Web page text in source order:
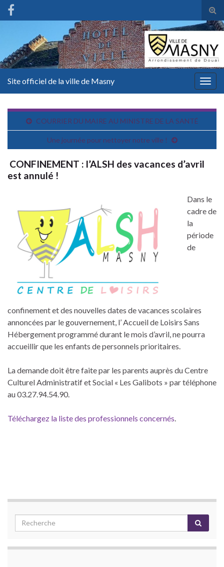
Site officiel de la ville de Masny
COURRIER DU MAIRE AU MINISTRE DE LA SANTÉ
Une journée pour nettoyer notre ville !
CONFINEMENT : l’ALSH des vacances d’avril
est annulé !
Dans le
cadre de
la
période
de
confinement et des nouvelles dates de vacances scolaires
annoncées par le gouvernement, l’ Accueil de Loisirs Sans
Hébergement programmé durant le mois d’avril, ne pourra
accueillir que les enfants de personnels prioritaires.
La demande doit être faite par les parents auprès du Centre
Culturel Administratif et Social « Les Galibots » par téléphone
au 03.27.94.54.90.
Téléchargez la liste des professionnels concernés